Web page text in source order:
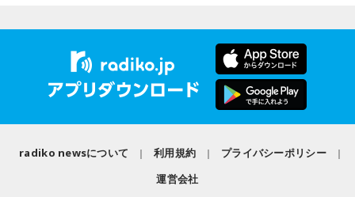
下がったから、何か一発、打たなければいけないと思って強
引にやったのだろう、と。さらに消費税を下げる、というこ
とを発表するときのために、協調介入もずっととっておいた
わけでしょう」
「消費税を下げる、と高市さんが言ったら円安がドッと
「天下無双アクリルキーホルダー」 全6種（うち1種シークレ
ット） ランダム販売 1,000円（税込）
※寸法は販売サイトでご確認ください。
＜販売期間＞
8月5日（水）18：00～8月23日（日）23：59 まで「長浜広
ルグッズストア」にて受付。 9月25日（金）以降順次発送予
ー」の2つ。
インパクトあるTシャツについて番組内で長浜は「私のプリテ
ィな顔がプリントされたTシャツです！」「長浜広奈が好きだ
の多幸感がすごいです！」とコメントした。
radiko newsについて 利用規約
プライバシーポリシー
運営会社